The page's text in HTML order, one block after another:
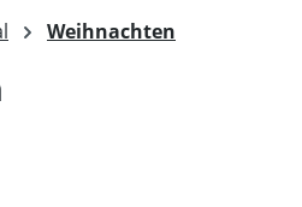
Weihnachten